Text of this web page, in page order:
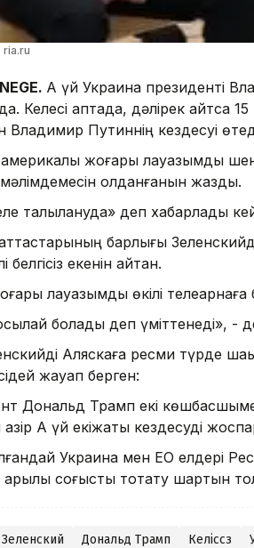
Ақ үй Украина президенті
Келесі аптада, дәлірек
Владимир Путиннің кездесуі
жоғары лауазымды
қолданғанын жазды.
талқылануда» деп хабарлады
барлығы
белгісіз екенін айтқан.
лауазымды өкілі телеарнаға
болады деп үміттенеді», -
Аляскаға ресми түрде
жауап берген:
Дональд Трамп екі
Ақ үй екіжақты кездесуді
Украина мен ЕО елдері
соғысты тоқтату шартын
Дональд Трамп Келіссөз